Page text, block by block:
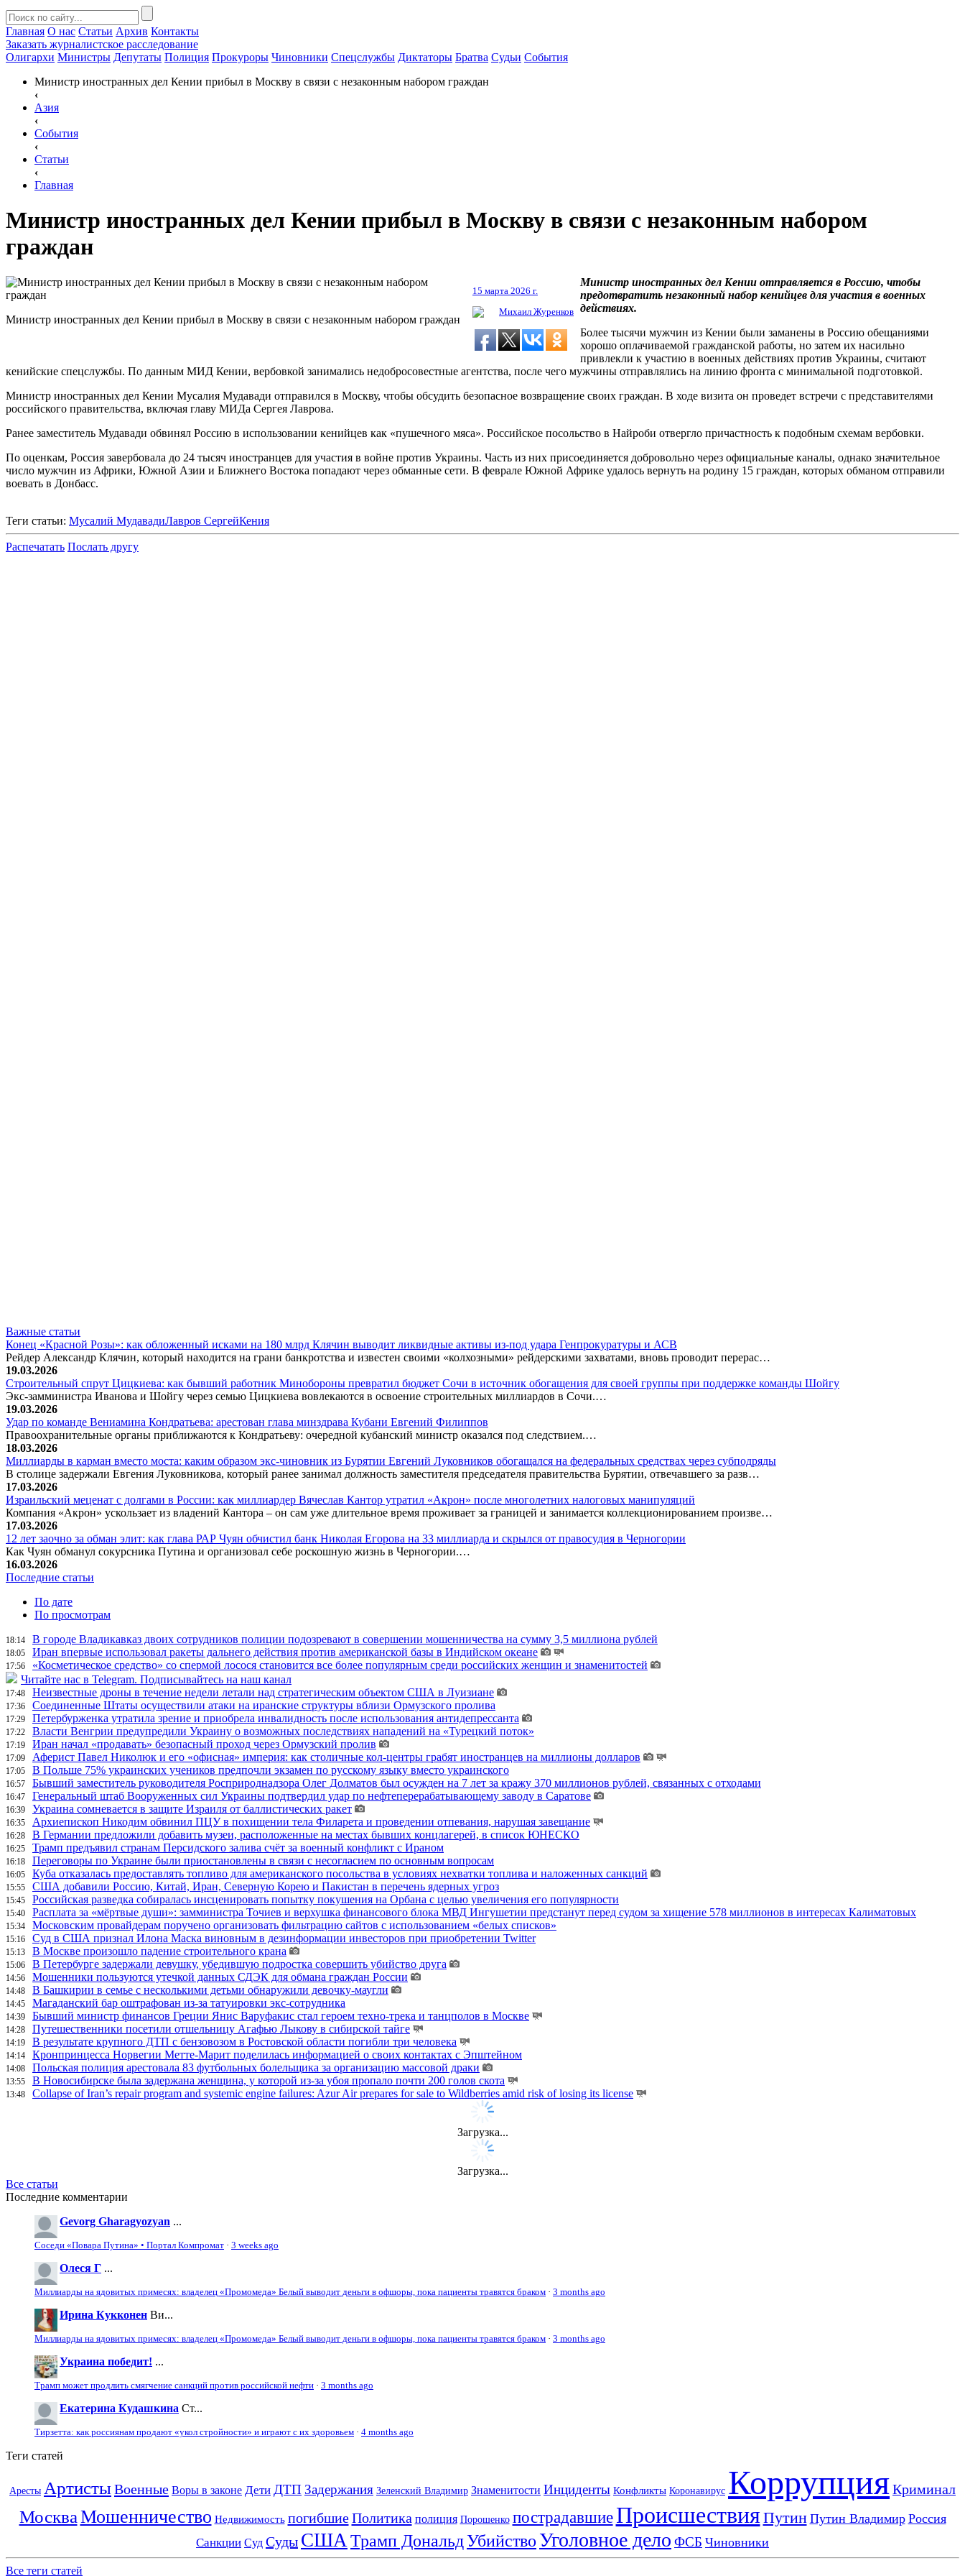
Главная О нас Статьи Архив Контакты
Заказать журналистское расследование
Олигархи Министры Депутаты Полиция Прокуроры Чиновники Спецслужбы Диктаторы Братва Судьи События
Министр иностранных дел Кении прибыл в Москву в связи с незаконным набором граждан
‹
Азия
‹
События
‹
Статьи
‹
Главная
Министр иностранных дел Кении прибыл в Москву в связи с незаконным набором
граждан
Министр иностранных дел Кении прибыл в Москву в связи с незаконным набором граждан
15 марта 2026 г.
Михаил Журенков
Министр иностранных дел Кении отправляется в Россию, чтобы
предотвратить незаконный набор кенийцев для участия в военных
действиях.
Более тысячи мужчин из Кении были заманены в Россию обещаниями
хорошо оплачиваемой гражданской работы, но затем их насильно
привлекли к участию в военных действиях против Украины, считают
кенийские спецслужбы. По данным МИД Кении, вербовкой занимались недобросовестные агентства, после чего мужчины отправлялись на линию фронта с минимальной подготовкой.
Министр иностранных дел Кении Мусалия Мудавади отправился в Москву, чтобы обсудить безопасное возвращение своих граждан. В ходе визита он проведет встречи с представителями
российского правительства, включая главу МИДа Сергея Лаврова.
Ранее заместитель Мудавади обвинял Россию в использовании кенийцев как «пушечного мяса». Российское посольство в Найроби отвергло причастность к подобным схемам вербовки.
По оценкам, Россия завербовала до 24 тысяч иностранцев для участия в войне против Украины. Часть из них присоединяется добровольно через официальные каналы, однако значительное
число мужчин из Африки, Южной Азии и Ближнего Востока попадают через обманные сети. В феврале Южной Африке удалось вернуть на родину 15 граждан, которых обманом отправили
воевать в Донбасс.
Теги статьи: Мусалий МудавадиЛавров СергейКения
Распечатать Послать другу
Важные статьи
Конец «Красной Розы»: как обложенный исками на 180 млрд Клячин выводит ликвидные активы из-под удара Генпрокуратуры и АСВ
Рейдер Александр Клячин, который находится на грани банкротства и известен своими «колхозными» рейдерскими захватами, вновь проводит перерас…
19.03.2026
Строительный спрут Цицкиева: как бывший работник Минобороны превратил бюджет Сочи в источник обогащения для своей группы при поддержке команды Шойгу
Экс-замминистра Иванова и Шойгу через семью Цицкиева вовлекаются в освоение строительных миллиардов в Сочи.…
19.03.2026
Удар по команде Вениамина Кондратьева: арестован глава минздрава Кубани Евгений Филиппов
Правоохранительные органы приближаются к Кондратьеву: очередной кубанский министр оказался под следствием.…
18.03.2026
Миллиарды в карман вместо моста: каким образом экс-чиновник из Бурятии Евгений Луковников обогащался на федеральных средствах через субподряды
В столице задержали Евгения Луковникова, который ранее занимал должность заместителя председателя правительства Бурятии, отвечавшего за разв…
17.03.2026
Израильский меценат с долгами в России: как миллиардер Вячеслав Кантор утратил «Акрон» после многолетних налоговых манипуляций
Компания «Акрон» ускользает из владений Кантора – он сам уже длительное время проживает за границей и занимается коллекционированием произве…
17.03.2026
12 лет заочно за обман элит: как глава РАР Чуян обчистил банк Николая Егорова на 33 миллиарда и скрылся от правосудия в Черногории
Как Чуян обманул сокурсника Путина и организовал себе роскошную жизнь в Черногории.…
16.03.2026
Последние статьи
По дате
По просмотрам
18:14 В городе Владикавказ двоих сотрудников полиции подозревают в совершении мошенничества на сумму 3,5 миллиона рублей
18:05 Иран впервые использовал ракеты дальнего действия против американской базы в Индийском океане
17:56
«Косметическое средство» со спермой лосося становится все более популярным среди российских женщин и знаменитостей
Читайте нас в Telegram. Подписывайтесь на наш канал
17:48 Неизвестные дроны в течение недели летали над стратегическим объектом США в Луизиане
17:36 Соединенные Штаты осуществили атаки на иранские структуры вблизи Ормузского пролива
17:29 Петербурженка утратила зрение и приобрела инвалидность после использования антидепрессанта
17:22 Власти Венгрии предупредили Украину о возможных последствиях нападений на «Турецкий поток»
17:19 Иран начал «продавать» безопасный проход через Ормузский пролив
17:09 Аферист Павел Николюк и его «офисная» империя: как столичные кол-центры грабят иностранцев на миллионы долларов
17:05 В Польше 75% украинских учеников предпочли экзамен по русскому языку вместо украинского
16:57 Бывший заместитель руководителя Росприроднадзора Олег Долматов был осужден на 7 лет за кражу 370 миллионов рублей, связанных с отходами
16:47 Генеральный штаб Вооруженных сил Украины подтвердил удар по нефтеперерабатывающему заводу в Саратове
16:39 Украина сомневается в защите Израиля от баллистических ракет
16:35 Архиепископ Никодим обвинил ПЦУ в похищении тела Филарета и проведении отпевания, нарушая завещание
16:28 В Германии предложили добавить музеи, расположенные на местах бывших концлагерей, в список ЮНЕСКО
16:25 Трамп предъявил странам Персидского залива счёт за военный конфликт с Ираном
16:18 Переговоры по Украине были приостановлены в связи с несогласием по основным вопросам
16:05 Куба отказалась предоставлять топливо для американского посольства в условиях нехватки топлива и наложенных санкций
15:55 США добавили Россию, Китай, Иран, Северную Корею и Пакистан в перечень ядерных угроз
15:45 Российская разведка собиралась инсценировать попытку покушения на Орбана с целью увеличения его популярности
15:40 Расплата за «мёртвые души»: замминистра Точиев и верхушка финансового блока МВД Ингушетии предстанут перед судом за хищение 578 миллионов в интересах Калиматовых
15:34 Московским провайдерам поручено организовать фильтрацию сайтов с использованием «белых списков»
15:16 Суд в США признал Илона Маска виновным в дезинформации инвесторов при приобретении Twitter
15:13 В Москве произошло падение строительного крана
15:06 В Петербурге задержали девушку, убедившую подростка совершить убийство друга
14:56 Мошенники пользуются утечкой данных СДЭК для обмана граждан России
14:48 В Башкирии в семье с несколькими детьми обнаружили девочку-маугли
14:45 Магаданский бар оштрафован из-за татуировки экс-сотрудника
14:39 Бывший министр финансов Греции Янис Варуфакис стал героем техно-трека и танцполов в Москве
14:28 Путешественники посетили отшельницу Агафью Лыкову в сибирской тайге
14:19 В результате крупного ДТП с бензовозом в Ростовской области погибли три человека
14:14 Кронпринцесса Норвегии Метте-Марит поделилась информацией о своих контактах с Эпштейном
14:08 Польская полиция арестовала 83 футбольных болельщика за организацию массовой драки
13:55 В Новосибирске была задержана женщина, у которой из-за убоя пропало почти 200 голов скота
13:48 Collapse of Iran’s repair program and systemic engine failures: Azur Air prepares for sale to Wildberries amid risk of losing its license
Загрузка...
Загрузка...
Все статьи
Последние комментарии
Gevorg Gharagyozyan ...
Соседи «Повара Путина» • Портал Компромат · 3 weeks ago
Олеся Г ...
Миллиарды на ядовитых примесях: владелец «Промомеда» Белый выводит деньги в офшоры, пока пациенты травятся браком · 3 months ago
Ирина Кукконен Ви...
Миллиарды на ядовитых примесях: владелец «Промомеда» Белый выводит деньги в офшоры, пока пациенты травятся браком · 3 months ago
Украина победит! ...
Трамп может продлить смягчение санкций против российской нефти · 3 months ago
Екатерина Кудашкина Ст...
Тирзетта: как россиянам продают «укол стройности» и играют с их здоровьем · 4 months ago
Теги статей
Аресты АртистыВоенные Воры в законе Дети ДТП Задержания Зеленский Владимир Знаменитости Инциденты Конфликты Коронавирус КоррупцияКриминал
МоскваМошенничество Недвижимость погибшие Политика полиция Порошенко пострадавшие ПроисшествияПутин Путин Владимир Россия
Санкции Суд Суды США Трамп ДональдУбийство Уголовное дело ФСБ Чиновники
Все теги статей